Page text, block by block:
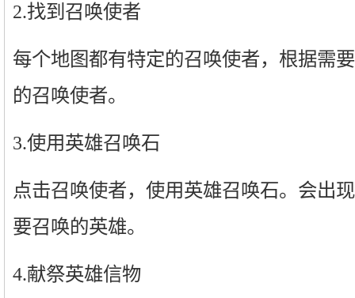
2.找到召唤使者
每个地图都有特定的召唤使者，根据需
的召唤使者。
3.使用英雄召唤石
点击召唤使者，使用英雄召唤石。会出
要召唤的英雄。
4.献祭英雄信物